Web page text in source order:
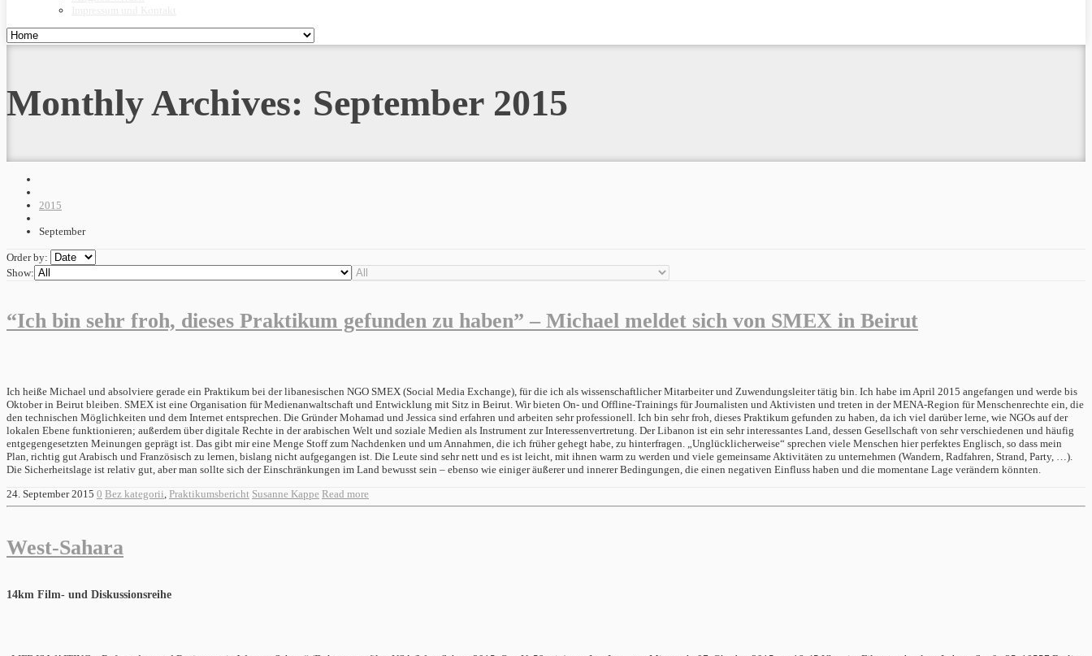
Monthly Archives: September 2015
2015
September
Order by:
Show:
“Ich bin sehr froh, dieses Praktikum gefunden zu haben” – Michael meldet sich von SMEX in Beirut
Ich heiße Michael und absolviere gerade ein Praktikum bei der libanesischen NGO SMEX (Social Media Exchange), für die ich als wissenschaftlicher Mitarbeiter und Zuwendungsleiter tätig bin. Ich habe im April 2015 angefangen und werde bis
Oktober in Beirut bleiben. SMEX ist eine Organisation für Medienanwaltschaft und Entwicklung mit Sitz in Beirut. Wir bieten On- und Offline-Trainings für Journalisten und Aktivisten und treten in der MENA-Region für Menschenrechte ein, die
den technischen Möglichkeiten und dem Internet entsprechen. Die Gründer Mohamad und Jessica sind erfahren und arbeiten sehr professionell. Ich bin sehr froh, dieses Praktikum gefunden zu haben, da ich viel darüber lerne, wie NGOs auf der
lokalen Ebene funktionieren; außerdem über digitale Rechte in der arabischen Welt und soziale Medien als Instrument zur Interessenvertretung. Der Libanon ist ein sehr interessantes Land, dessen Gesellschaft von sehr verschiedenen und häufig
entgegengesetzten Meinungen geprägt ist. Das gibt mir eine Menge Stoff zum Nachdenken und um Annahmen, die ich früher gehegt habe, zu hinterfragen. „Unglücklicherweise“ sprechen viele Menschen hier perfektes Englisch, so dass mein
Plan, richtig gut Arabisch und Französisch zu lernen, bislang nicht aufgegangen ist. Die Leute sind sehr nett und es ist leicht, mit ihnen warm zu werden und viele gemeinsame Aktivitäten zu unternehmen (Wandern, Radfahren, Strand, Party, …).
Die Sicherheitslage ist relativ gut, aber man sollte sich der Einschränkungen im Land bewusst sein – ebenso wie einiger äußerer und innerer Bedingungen, die einen negativen Einfluss haben und die momentane Lage verändern könnten.
24. September 2015 0 Bez kategorii Praktikumsbericht Susanne Kappe Read more
West-Sahara
14km Film- und Diskussionsreihe